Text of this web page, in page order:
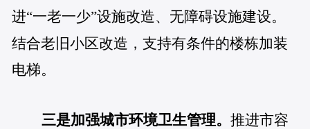
进“一老一少”设施改造、无障碍设施建设。
结合老旧小区改造，支持有条件的楼栋加装
电梯。
三是加强城市环境卫生管理。推进市容